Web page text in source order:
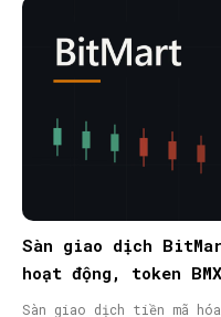
Sàn giao dịch
hoạt động, token
Sàn giao dịch tiền mã